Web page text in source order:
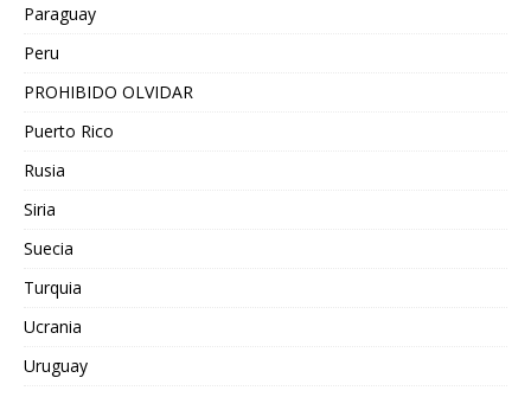
Paraguay
Peru
PROHIBIDO OLVIDAR
Puerto Rico
Rusia
Siria
Suecia
Turquia
Ucrania
Uruguay